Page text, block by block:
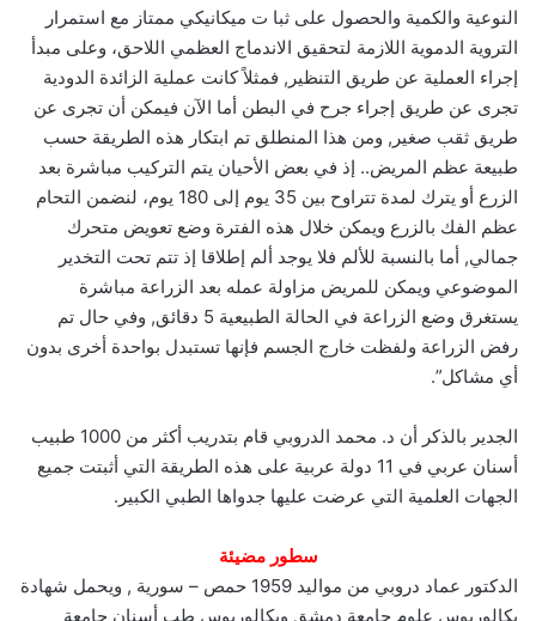
النوعية والكمية والحصول على ثبا ت ميكانيكي ممتاز مع استمرار
التروية الدموية اللازمة لتحقيق الاندماج العظمي اللاحق، وعلى مبدأ
إجراء العملية عن طريق التنظير, فمثلاً كانت عملية الزائدة الدودية
تجرى عن طريق إجراء جرح في البطن أما الآن فيمكن أن تجرى عن
طريق ثقب صغير, ومن هذا المنطلق تم ابتكار هذه الطريقة حسب
طبيعة عظم المريض.. إذ في بعض الأحيان يتم التركيب مباشرة بعد
الزرع أو يترك لمدة تتراوح بين 35 يوم إلى 180 يوم، لنضمن التحام
عظم الفك بالزرع ويمكن خلال هذه الفترة وضع تعويض متحرك
جمالي, أما بالنسبة للألم فلا يوجد ألم إطلاقا إذ تتم تحت التخدير
الموضوعي ويمكن للمريض مزاولة عمله بعد الزراعة مباشرة
يستغرق وضع الزراعة في الحالة الطبيعية 5 دقائق, وفي حال تم
رفض الزراعة ولفظت خارج الجسم فإنها تستبدل بواحدة أخرى بدون
أي مشاكل”.
الجدير بالذكر أن د. محمد الدروبي قام بتدريب أكثر من 1000 طبيب
أسنان عربي في 11 دولة عربية على هذه الطريقة التي أثبتت جميع
الجهات العلمية التي عرضت عليها جدواها الطبي الكبير.
سطور مضيئة
الدكتور عماد دروبي من مواليد 1959 حمص – سورية , ويحمل شهادة
بكالوريوس علوم جامعة دمشق وبكالوريوس طب أسنان جامعة